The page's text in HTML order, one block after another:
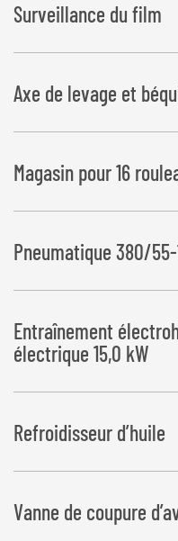
Surveillance du film
Coupe l’enroulement en cas
Axe de levage et
Magasin pour 16
Pneumatique 380/55-
Entraînement
électrique 15,0 kW
Refroidisseur d’huile
Vanne de coupure